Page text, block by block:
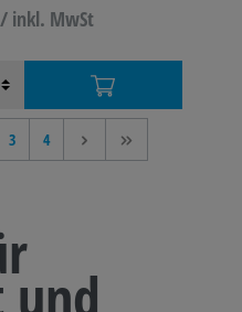
inkl. MwSt
3 4 > >>
und